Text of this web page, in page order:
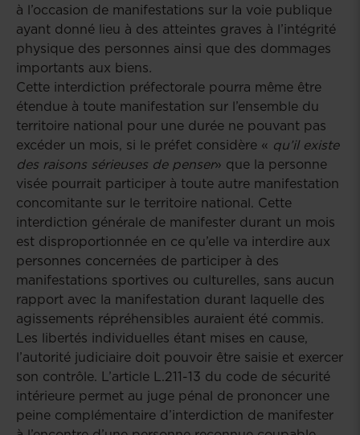
à l’occasion de manifestations sur la voie publique
ayant donné lieu à des atteintes graves à l’intégrité
physique des personnes ainsi que des dommages
importants aux biens.
Cette interdiction préfectorale pourra même être
étendue à toute manifestation sur l’ensemble du
territoire national pour une durée ne pouvant pas
excéder un mois, si le préfet considère « qu’il existe
des raisons sérieuses de penser» que la personne
visée pourrait participer à toute autre manifestation
concomitante sur le territoire national. Cette
interdiction générale de manifester durant un mois
est disproportionnée en ce qu’elle va interdire aux
personnes concernées de participer à des
manifestations sportives ou culturelles, sans aucun
rapport avec la manifestation durant laquelle des
agissements répréhensibles auraient été commis.
Les libertés individuelles étant mises en cause,
l’autorité judiciaire doit pouvoir être saisie et exercer
son contrôle. L’article L.211-13 du code de sécurité
intérieure permet au juge pénal de prononcer une
peine complémentaire d’interdiction de manifester